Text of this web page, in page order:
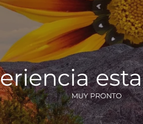
MUY PRONTO